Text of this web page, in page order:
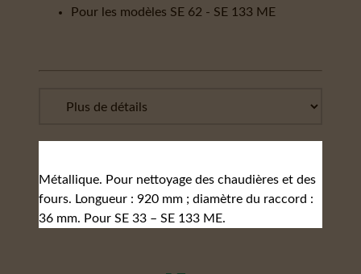
Pour les modèles SE 62 - SE 133 ME
Métallique. Pour nettoyage des chaudières et des
fours. Longueur : 920 mm ; diamètre du raccord :
36 mm. Pour SE 33 – SE 133 ME.